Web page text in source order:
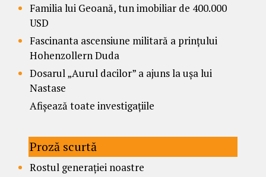
Familia lui Geoană, tun imobiliar de 400.000
USD
Fascinanta ascensiune militară a prințului
Hohenzollern Duda
Dosarul „Aurul dacilor” a ajuns la ușa lui
Nastase
Afișează toate investigațiile
Proză scurtă
Rostul generației noastre